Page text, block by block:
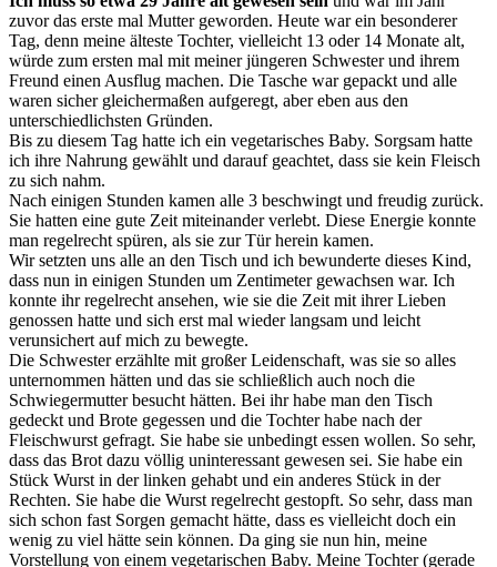
zuvor das erste mal Mutter geworden. Heute war ein besonderer
Tag, denn meine älteste Tochter, vielleicht 13 oder 14 Monate alt,
würde zum ersten mal mit meiner jüngeren Schwester und ihrem
Freund einen Ausflug machen. Die Tasche war gepackt und alle
waren sicher gleichermaßen aufgeregt, aber eben aus den
unterschiedlichsten Gründen.
Bis zu diesem Tag hatte ich ein vegetarisches Baby. Sorgsam hatte
ich ihre Nahrung gewählt und darauf geachtet, dass sie kein Fleisch
zu sich nahm.
Nach einigen Stunden kamen alle 3 beschwingt und freudig zurück.
Sie hatten eine gute Zeit miteinander verlebt. Diese Energie konnte
man regelrecht spüren, als sie zur Tür herein kamen.
Wir setzten uns alle an den Tisch und ich bewunderte dieses Kind,
dass nun in einigen Stunden um Zentimeter gewachsen war. Ich
konnte ihr regelrecht ansehen, wie sie die Zeit mit ihrer Lieben
genossen hatte und sich erst mal wieder langsam und leicht
verunsichert auf mich zu bewegte.
Die Schwester erzählte mit großer Leidenschaft, was sie so alles
unternommen hätten und das sie schließlich auch noch die
Schwiegermutter besucht hätten. Bei ihr habe man den Tisch
gedeckt und Brote gegessen und die Tochter habe nach der
Fleischwurst gefragt. Sie habe sie unbedingt essen wollen. So sehr,
dass das Brot dazu völlig uninteressant gewesen sei. Sie habe ein
Stück Wurst in der linken gehabt und ein anderes Stück in der
Rechten. Sie habe die Wurst regelrecht gestopft. So sehr, dass man
sich schon fast Sorgen gemacht hätte, dass es vielleicht doch ein
wenig zu viel hätte sein können. Da ging sie nun hin, meine
Vorstellung von einem vegetarischen Baby. Meine Tochter (gerade